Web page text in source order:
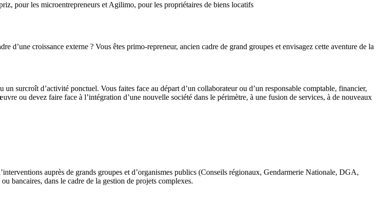
pour les microentrepreneurs et Agilimo, pour les propriétaires de biens locatifs
d’une croissance externe ? Vous êtes primo-repreneur, ancien cadre de grand groupes et envisagez cette aventure de la
surcroît d’activité ponctuel. Vous faites face au départ d’un collaborateur ou d’un responsable comptable, financier,
ou devez faire face à l’intégration d’une nouvelle société dans le périmètre, à une fusion de services, à de nouveaux
auprès de grands groupes et d’organismes publics (Conseils régionaux, Gendarmerie Nationale, DGA,
bancaires, dans le cadre de la gestion de projets complexes.